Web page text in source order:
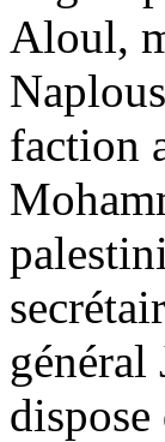
Aloul,
faction